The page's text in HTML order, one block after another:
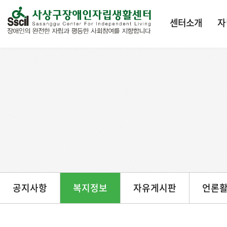
본문 바로가기
센터소개
공지사항 복지정보 자유게시판 언론